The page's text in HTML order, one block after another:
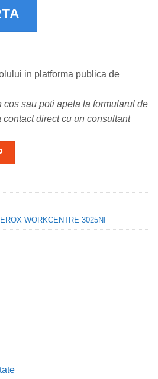
in platforma publica de
sau poti apela la formularul de
direct cu un consultant
WORKCENTRE 3025NI